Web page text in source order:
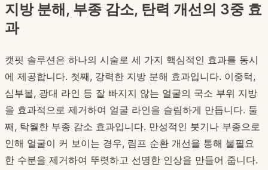
지방 분해, 부종 감소, 탄력 개선의 3중 효
과
캣핏 솔루션은 하나의 시술로 세 가지 핵심적인 효과를 동시
에 제공합니다. 첫째, 강력한 지방 분해 효과입니다. 이중턱,
심부볼, 광대 라인 등 잘 빠지지 않는 얼굴의 국소 부위 지방
을 효과적으로 제거하여 얼굴 라인을 슬림하게 만듭니다. 둘
째, 탁월한 부종 감소 효과입니다. 만성적인 붓기나 부종으로
인해 얼굴이 커 보이는 경우, 림프 순환 개선을 통해 불필요
한 수분을 제거하여 뚜렷하고 선명한 인상을 만들어 줍니다.